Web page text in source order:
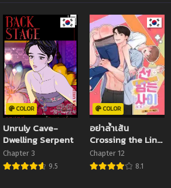
Chapter 28
4 มิถุนายน 2024
Chapter 27
4 มิถุนายน 2024
Chapter 24
4 มิถุนายน 2024
Chapter 23
4 มิถุนายน 2024
Chapter 20
4 มิถุนายน 2024
Chapter 19
4 มิถุนายน 2024
Chapter 16
4 มิถุนายน 2024
Chapter 15
4 มิถุนายน 2024
Chapter 12 Chapter 11
COLOR
Unruly Cave-
Dwelling Serpent
Chapter 3
9.5
COLOR
อย่าล้ำเส้น
Crossing the Line
(Pangin)
Chapter 12
8.1